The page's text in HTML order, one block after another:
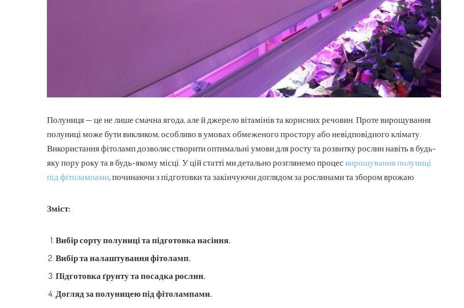
Полуниця — це не лише смачна ягода, але й джерело вітамінів та корисних речовин. Проте вирощування
полуниці може бути викликом, особливо в умовах обмеженого простору або невідповідного клімату.
Використання фітоламп дозволяє створити оптимальні умови для росту та розвитку рослин навіть в будь-
яку пору року та в будь-якому місці. У цій статті ми детально розглянемо процесвирощування полуниці
під фітолампами, починаючи з підготовки та закінчуючи доглядом за рослинами та збором врожаю.
Зміст:
Вибір сорту полуниці та підготовка насіння.
Вибір та налаштування фітоламп.
Підготовка ґрунту та посадка рослин.
Догляд за полуницею під фітолампами.